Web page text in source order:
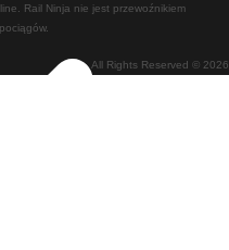
Lizbona
Barcelona All Rights Reserved © 2026
Rail Ninja nie jest przewoźnikiem